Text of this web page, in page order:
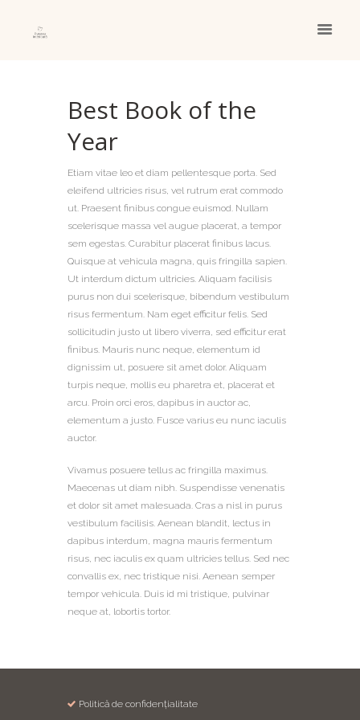
Best Book of the
Year
Etiam vitae leo et diam pellentesque porta. Sed
eleifend ultricies risus, vel rutrum erat commodo
ut. Praesent finibus congue euismod. Nullam
scelerisque massa vel augue placerat, a tempor
sem egestas. Curabitur placerat finibus lacus.
Quisque at vehicula magna, quis fringilla sapien.
Ut interdum dictum ultricies. Aliquam facilisis
purus non dui scelerisque, bibendum vestibulum
risus fermentum. Nam eget efficitur felis. Sed
sollicitudin justo ut libero viverra, sed efficitur erat
finibus. Mauris nunc neque, elementum id
dignissim ut, posuere sit amet dolor. Aliquam
turpis neque, mollis eu pharetra et, placerat et
arcu. Proin orci eros, dapibus in auctor ac,
elementum a justo. Fusce varius eu nunc iaculis
auctor.
Vivamus posuere tellus ac fringilla maximus.
Maecenas ut diam nibh. Suspendisse venenatis
et dolor sit amet malesuada. Cras a nisl in purus
vestibulum facilisis. Aenean blandit, lectus in
dapibus interdum, magna mauris fermentum
risus, nec iaculis ex quam ultricies tellus. Sed nec
convallis ex, nec tristique nisi. Aenean semper
tempor vehicula. Duis id mi tristique, pulvinar
neque at, lobortis tortor.
Politică de confidențialitate